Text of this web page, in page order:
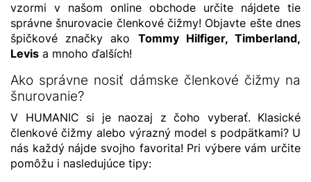
vzormi v našom online obchode určite nájdete tie
správne šnurovacie členkové čižmy! Objavte ešte dnes
špičkové značky ako Tommy Hilfiger,Timberland,
Levis a mnoho ďalších!
Ako správne nosiť dámske členkové čižmy na
šnurovanie?
V HUMANIC si je naozaj z čoho vyberať. Klasické
členkové čižmy alebo výrazný model s podpätkami? U
nás každý nájde svojho favorita! Pri výbere vám určite
pomôžu i nasledujúce tipy: